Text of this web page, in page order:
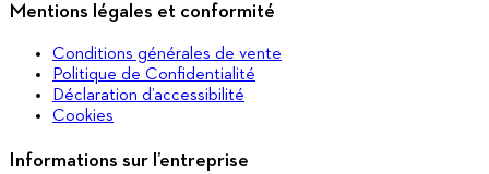
Mentions légales et conformité
Conditions générales de vente
Politique de Confidentialité
Déclaration d’accessibilité
Cookies
Informations sur l’entreprise